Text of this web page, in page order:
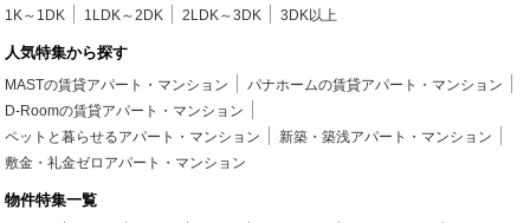
1K～1DK 1LDK～2DK 2LDK～3DK 3DK以上
人気特集から探す
MASTの賃貸アパート・マンション
パナホームの賃貸アパート・マンション
D-Roomの賃貸アパート・マンション
ペットと暮らせるアパート・マンション
新築・築浅アパート・マンション
敷金・礼金ゼロアパート・マンション
物件特集一覧